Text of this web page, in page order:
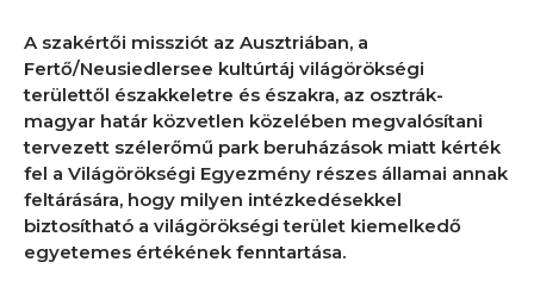
A szakértői missziót az Ausztriában, a
Fertő/Neusiedlersee kultúrtáj világörökségi
területtől északkeletre és északra, az osztrák-
magyar határ közvetlen közelében megvalósítani
tervezett szélerőmű park beruházások miatt kérték
fel a Világörökségi Egyezmény részes államai annak
feltárására, hogy milyen intézkedésekkel
biztosítható a világörökségi terület kiemelkedő
egyetemes értékének fenntartása.